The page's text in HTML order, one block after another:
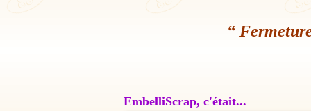
“
EmbelliScrap, c'était...